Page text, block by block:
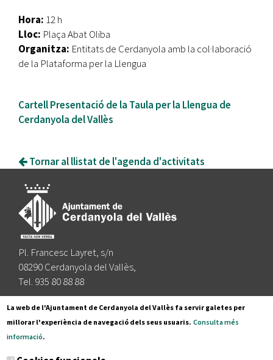
Hora: 12 h
Lloc: Plaça Abat Oliba
Organitza: Entitats de Cerdanyola amb la col·laboració
de la Plataforma per la Llengua
Cartell Presentació de la Taula per la Llengua de
Cerdanyola del Vallès
Tornar al llistat de l'agenda d'activitats
Pl. Francesc Layret, s/n
08290 Cerdanyola del Vallès,
Tel. 935 80 88 88
Segueix-nos a:
La web de l'Ajuntament de Cerdanyola del Vallès fa servir galetes per
millorar l'experiència de navegació dels seus usuaris. Consulta més
informació.